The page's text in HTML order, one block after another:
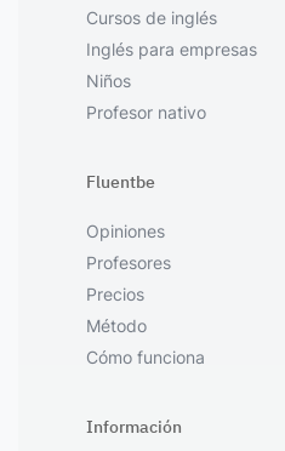
Cursos de inglés
Inglés para empresas
Niños
Profesor nativo
Fluentbe
Opiniones
Profesores
Precios
Método
Cómo funciona
Información